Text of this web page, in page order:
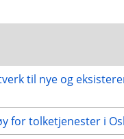
til nye og
for tolketjenester i